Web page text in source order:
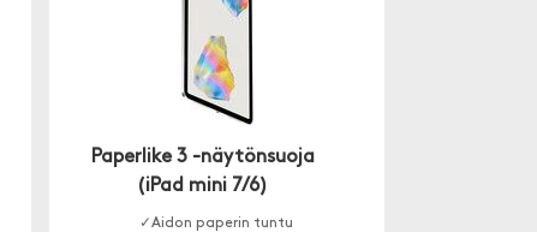
Paperlike 3 -näytönsuoja
(iPad mini 7/6)
✓Aidon paperin tuntu